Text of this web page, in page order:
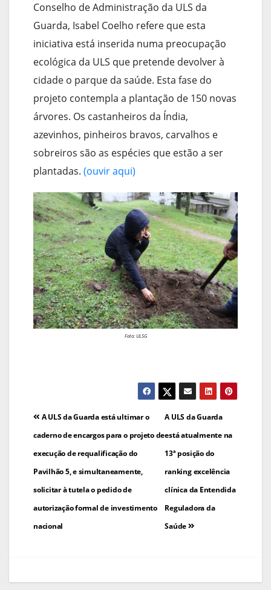
Conselho de Administração da ULS da
Guarda, Isabel Coelho refere que esta
iniciativa está inserida numa preocupação
ecológica da ULS que pretende devolver à
cidade o parque da saúde. Esta fase do
projeto contempla a plantação de 150 novas
árvores. Os castanheiros da Índia,
azevinhos, pinheiros bravos, carvalhos e
sobreiros são as espécies que estão a ser
plantadas. (ouvir aqui)
Foto: ULSG
Navegação
de
artigos
A ULS da Guarda
está atualmente na
13ª posição do
ranking excelência
clínica da Entendida
Reguladora da
Saúde
A ULS da Guarda está ultimar o
caderno de encargos para o projeto de
execução de requalificação do
Pavilhão 5, e simultaneamente,
solicitar à tutela o pedido de
autorização formal de investimento
nacional